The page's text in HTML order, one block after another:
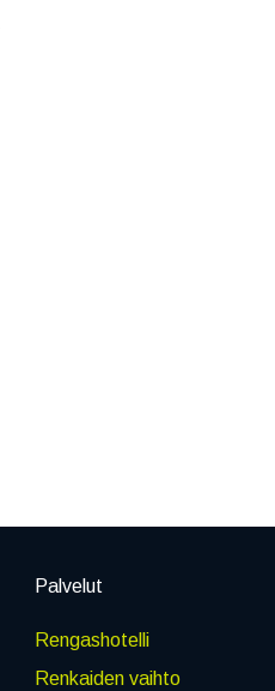
Palvelut
Rengashotelli
Renkaiden vaihto